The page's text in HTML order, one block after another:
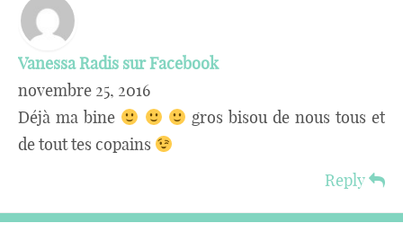
Vanessa Radis sur Facebook
novembre 25, 2016
Déjà ma bine
gros bisou de nous tous et
de tout tes copains
Reply